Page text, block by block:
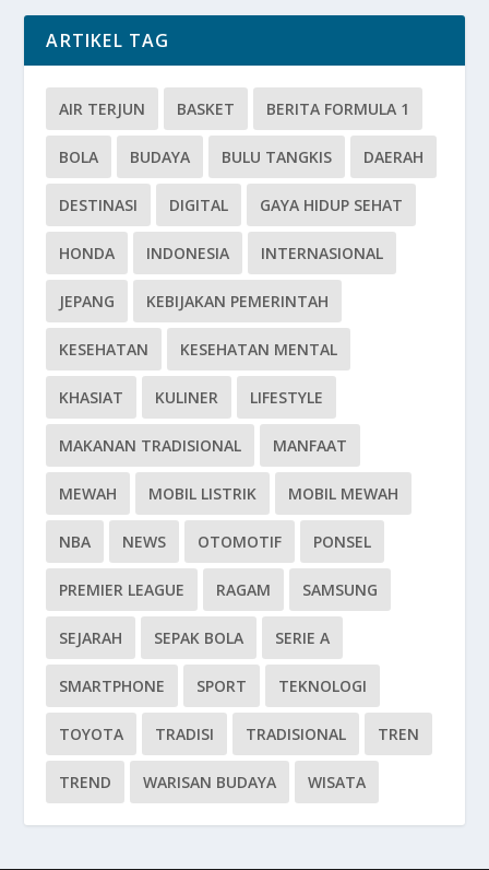
ARTIKEL TAG
AIR TERJUN BASKET BERITA FORMULA 1
BOLA BUDAYA BULU TANGKIS DAERAH
DESTINASI DIGITAL GAYA HIDUP SEHAT
HONDA INDONESIA INTERNASIONAL
JEPANG KEBIJAKAN PEMERINTAH
KESEHATAN KESEHATAN MENTAL
KHASIAT KULINER LIFESTYLE
MAKANAN TRADISIONAL MANFAAT
MEWAH MOBIL LISTRIK MOBIL MEWAH
NBA NEWS OTOMOTIF PONSEL
PREMIER LEAGUE RAGAM SAMSUNG
SEJARAH SEPAK BOLA SERIE A
SMARTPHONE SPORT TEKNOLOGI
TOYOTA TRADISI TRADISIONAL TREN
TREND WARISAN BUDAYA WISATA